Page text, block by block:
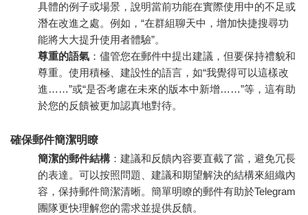
具體的例子或場景，說明當前功能在實際使用中的不足或
潛在改進之處。例如，“在群組聊天中，增加快捷搜尋功
能將大大提升使用者體驗”。
尊重的語氣 ：儘管您在郵件中提出建議，但要保持禮貌和
尊重。使用積極、建設性的語言，如“我覺得可以這樣改
進……”或“是否考慮在未來的版本中新增……”等，這有助
於您的反饋被更加認真地對待。
確保郵件簡潔明瞭
簡潔的郵件結構 ：建議和反饋內容要直截了當，避免冗長
的表達。可以按照問題、建議和期望解決的結構來組織內
容，保持郵件簡潔清晰。簡單明瞭的郵件有助於Telegram
團隊更快理解您的需求並提供反饋。